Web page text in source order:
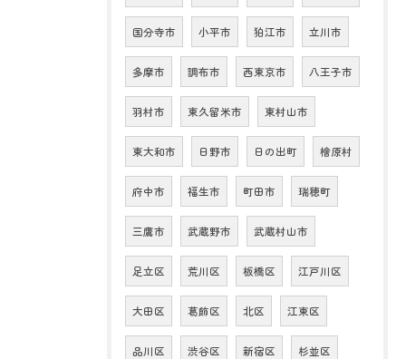
国分寺市 小平市 狛江市 立川市
多摩市 調布市 西東京市 八王子市
羽村市 東久留米市 東村山市
東大和市 日野市 日の出町 檜原村
府中市 福生市 町田市 瑞穂町
三鷹市 武蔵野市 武蔵村山市
足立区 荒川区 板橋区 江戸川区
大田区 葛飾区 北区 江東区
品川区 渋谷区 新宿区 杉並区